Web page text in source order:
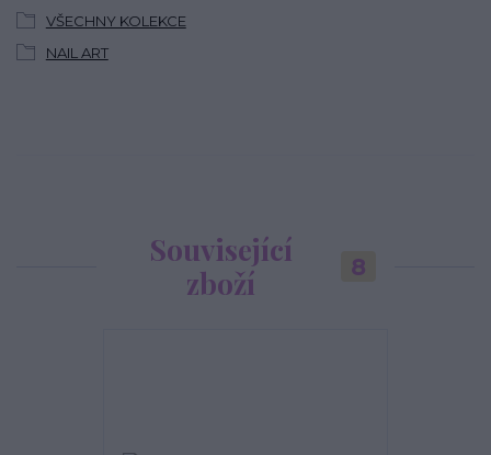
VŠECHNY KOLEKCE
NAIL ART
Související
zboží
8